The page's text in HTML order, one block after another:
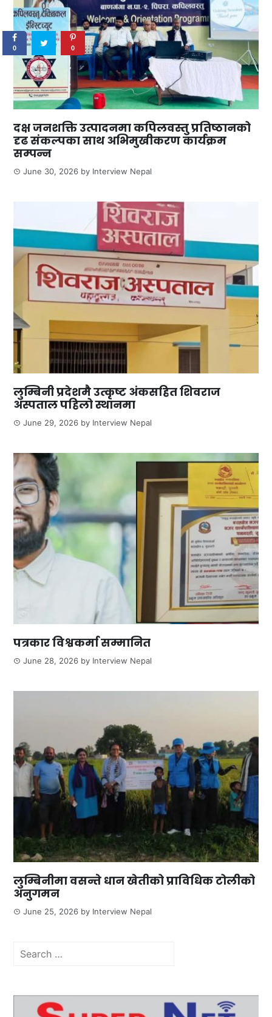
दक्ष जनशक्ति उत्पादनमा कपिलवस्तु प्रतिष्ठानको
दृढ संकल्पका साथ अभिमुखीकरण कार्यक्रम
सम्पन्न
June 30, 2026 by Interview Nepal
लुम्बिनी प्रदेशमै उत्कृष्ट अंकसहित शिवराज
अस्पताल पहिलो स्थानमा
June 29, 2026 by Interview Nepal
पत्रकार विश्वकर्मा सम्मानित
June 28, 2026 by Interview Nepal
लुम्बिनीमा वसन्ते धान खेतीको प्राविधिक टोलीको
अनुगमन
June 25, 2026 by Interview Nepal
Search
0
SHARES
0 0